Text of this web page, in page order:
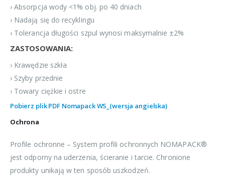
› Absorpcja wody <1% obj. po 40 dniach
› Nadają się do recyklingu
› Tolerancja długości szpul wynosi maksymalnie ±2%
ZASTOSOWANIA:
› Krawędzie szkła
› Szyby przednie
› Towary ciężkie i ostre
Pobierz plik PDF Nomapack WS_(wersja angielska)
Ochrona
Profile ochronne – System profili ochronnych NOMAPACK®
jest odporny na uderzenia, ścieranie i tarcie. Chronione
produkty unikają w ten sposób uszkodzeń.